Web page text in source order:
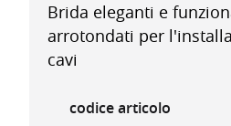
Brida eleganti e
arrotondati per
cavi
codice articolo